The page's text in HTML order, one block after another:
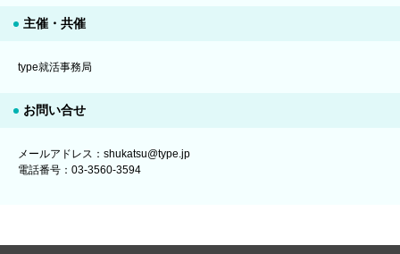
主催・共催
type就活事務局
お問い合せ
メールアドレス：shukatsu@type.jp
電話番号：03-3560-3594